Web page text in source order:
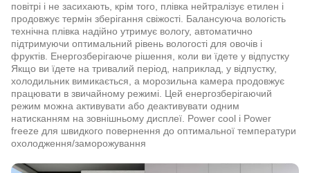
повітрі і не засихають, крім того, плівка нейтралізує етилен і
продовжує термін зберігання свіжості. Балансуюча вологість
технічна плівка надійно утримує вологу, автоматично
підтримуючи оптимальний рівень вологості для овочів і
фруктів. Енергозберігаюче рішення, коли ви їдете у відпустку
Якщо ви їдете на тривалий період, наприклад, у відпустку,
холодильник вимикається, а морозильна камера продовжує
працювати в звичайному режимі. Цей енергозберігаючий
режим можна активувати або деактивувати одним
натисканням на зовнішньому дисплеї. Power cool і Power
freeze для швидкого повернення до оптимальної температури
охолодження/заморожування